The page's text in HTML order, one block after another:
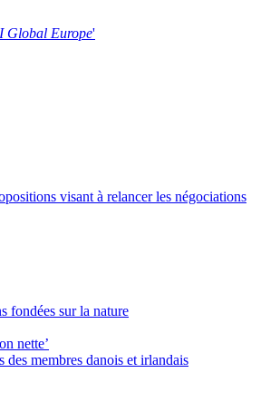
Global Europe'
visant à relancer les négociations
fondées sur la nature
nette’
membres danois et irlandais